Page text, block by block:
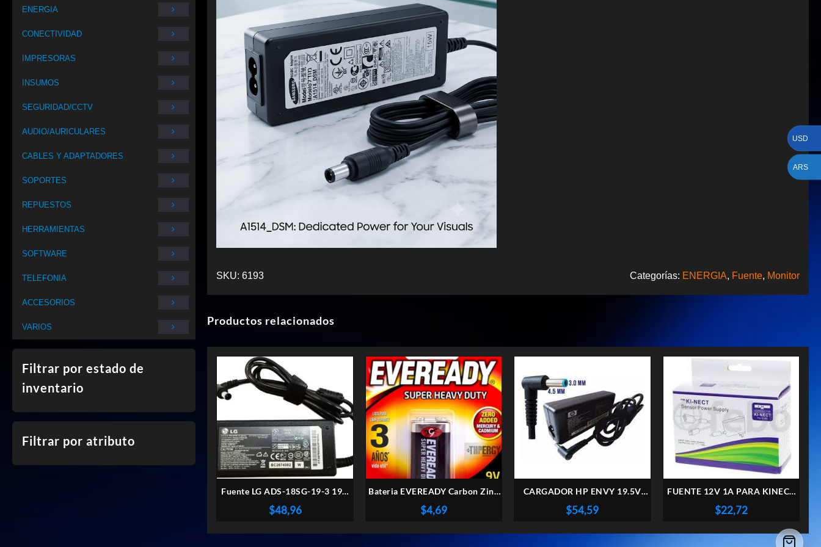
ENERGIA
CONECTIVIDAD
IMPRESORAS
INSUMOS
SEGURIDAD/CCTV
AUDIO/AURICULARES
CABLES Y ADAPTADORES
SOPORTES
REPUESTOS
HERRAMIENTAS
SOFTWARE
TELEFONIA
ACCESORIOS
VARIOS
Filtrar por estado de
inventario
Filtrar por atributo
SKU:6193 Categorías: ENERGIA, Fuente, Monitor
Productos relacionados
Fuente LG ADS-18SG-19-3 19V
4A Para Monitor – Usada
$48,96
Bateria EVEREADY Carbon Zinc
9V
$4,69
CARGADOR HP ENVY 19.5V
3.33A 4.5MM 3MM
$54,59
FUENTE 12V 1A PARA KINECT
XBOX
$22,72
USD
ARS